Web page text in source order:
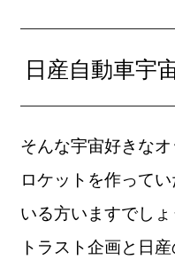
日産自動車宇
そんな宇宙好きな
ロケットを作って
いる方いますでし
トラスト企画と日